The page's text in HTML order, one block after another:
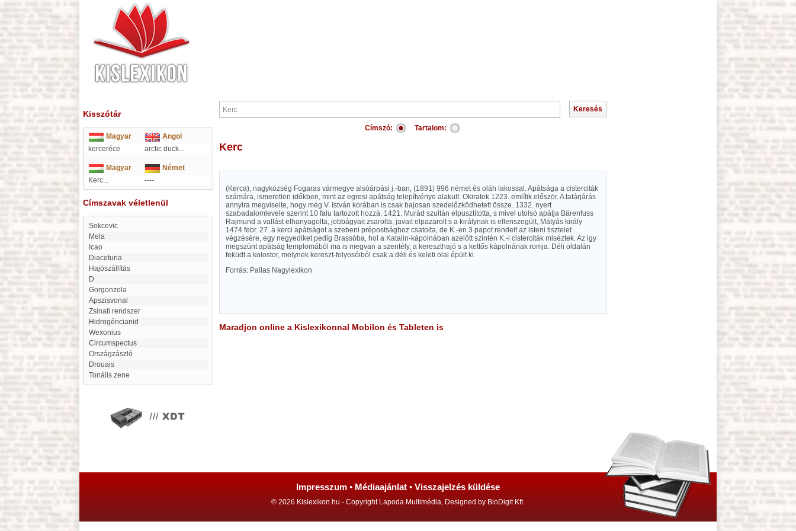
Kisszótár
Magyar
Angol
kerceréce
arctic duck...
Magyar
Német
Kerc...
----
Címszavak véletlenül
Sokcevic
Mela
Icao
Diaceturia
Hajószállítás
D
Gorgonzola
apszisvonal
Zsinati rendszer
Hidrogéncianid
Wexonius
Circumspectus
Országzászló
Drouais
tonális zene
Címszó: Tartalom:
Kerc
(Kerca), nagyközség Fogaras vármegye alsóárpási j.-ban, (1891) 996 német és oláh lakossal. Apátsága a cisterciták
számára, ismeretlen időkben, mint az egresi apátság telepítvénye alakult. Okiratok 1223. említik először. A tatárjárás
annyira megviselte, hogy még V. István korában is csak bajosan szedelőzködhetett össze. 1332. nyert
szabadalomlevele szerint 10 falu tartozott hozzá. 1421. Murád szultán elpusztította, s mivel utolsó apátja Bärenfuss
Rajmund a vallást elhanyagolta, jobbágyait zsarolta, javait elpazarolt s a királynak is ellenszegült, Mátyás király
1474 febr. 27. a kerci apátságot a szebeni prépostsághoz csatolta, de K.-en 3 papot rendelt az isteni tisztelet
végzésére, egy negyediket pedig Brassóba, hol a Katalin-kápolnában azelőtt szintén K.-i cisterciták miséztek. Az igy
megszünt apátság templomából ma is megvan a szentély, a kereszthajó s a kettős kápolnának romja. Déli oldalán
feküdt a kolostor, melynek kereszt-folyosóiból csak a déli és keleti olal épült ki.
Forrás: Pallas Nagylexikon
Maradjon online a Kislexikonnal Mobilon és Tableten is
Impresszum • Médiaajánlat • Visszajelzés küldése
© 2026 Kislexikon.hu - Copyright Lapoda Multimédia, Designed by BioDigit Kft.